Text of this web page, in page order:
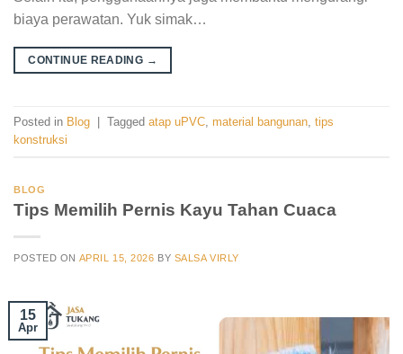
biaya perawatan. Yuk simak…
CONTINUE READING →
Posted in Blog Tagged atap uPVC material bangunan tips
konstruksi
BLOG
Tips Memilih Pernis Kayu Tahan Cuaca
POSTED ON APRIL 15, 2026 BY SALSA VIRLY
15
Apr